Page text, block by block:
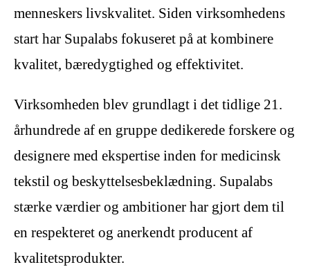
menneskers livskvalitet. Siden virksomhedens
start har Supalabs fokuseret på at kombinere
kvalitet, bæredygtighed og effektivitet.
Virksomheden blev grundlagt i det tidlige 21.
århundrede af en gruppe dedikerede forskere og
designere med ekspertise inden for medicinsk
tekstil og beskyttelsesbeklædning. Supalabs
stærke værdier og ambitioner har gjort dem til
en respekteret og anerkendt producent af
kvalitetsprodukter.